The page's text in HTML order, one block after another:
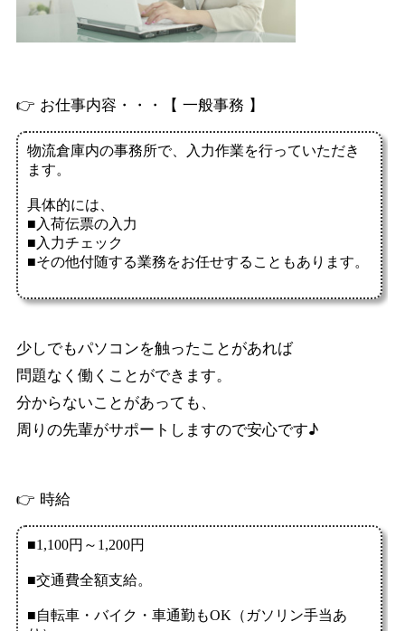
👉 お仕事内容・・・【 一般事務 】
少しでもパソコンを触ったことがあれば
問題なく働くことができます。
分からないことがあっても、
周りの先輩がサポートしますので安心です♪
👉 時給